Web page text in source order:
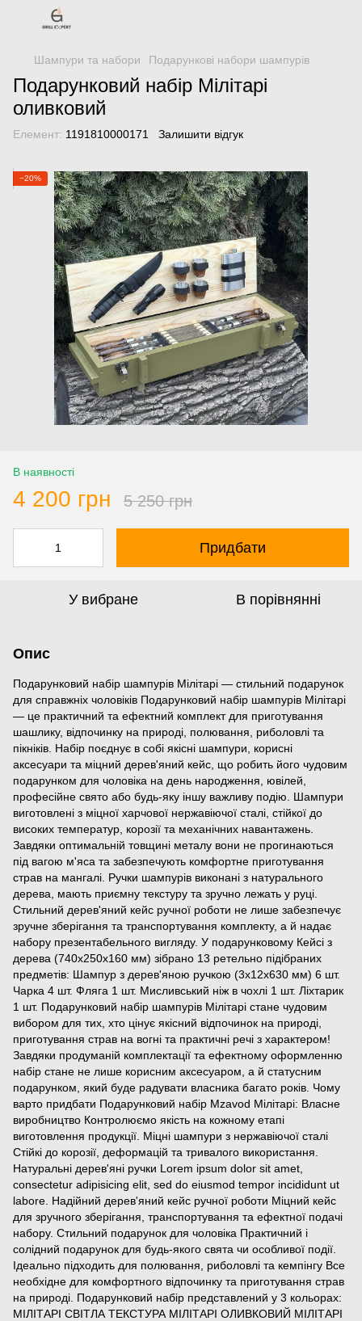
Шампури та набори Подарункові набори шампурів
Подарунковий набір Мілітарі
оливковий
Елемент: 1191810000171 Залишити відгук
−20%
В наявності
4 200 грн 5 250 грн
Придбати
У вибране В порівнянні
Опис
Подарунковий набір шампурів Мілітарі — стильний подарунок
для справжніх чоловіків Подарунковий набір шампурів Мілітарі
— це практичний та ефектний комплект для приготування
шашлику, відпочинку на природі, полювання, риболовлі та
пікніків. Набір поєднує в собі якісні шампури, корисні
аксесуари та міцний дерев'яний кейс, що робить його чудовим
подарунком для чоловіка на день народження, ювілей,
професійне свято або будь-яку іншу важливу подію. Шампури
виготовлені з міцної харчової нержавіючої сталі, стійкої до
високих температур, корозії та механічних навантажень.
Завдяки оптимальній товщині металу вони не прогинаються
під вагою м'яса та забезпечують комфортне приготування
страв на мангалі. Ручки шампурів виконані з натурального
дерева, мають приємну текстуру та зручно лежать у руці.
Стильний дерев'яний кейс ручної роботи не лише забезпечує
зручне зберігання та транспортування комплекту, а й надає
набору презентабельного вигляду. У подарунковому Кейсі з
дерева (740х250х160 мм) зібрано 13 ретельно підібраних
предметів: Шампур з дерев'яною ручкою (3х12х630 мм) 6 шт.
Чарка 4 шт. Фляга 1 шт. Мисливський ніж в чохлі 1 шт. Ліхтарик
1 шт. Подарунковий набір шампурів Мілітарі стане чудовим
вибором для тих, хто цінує якісний відпочинок на природі,
приготування страв на вогні та практичні речі з характером!
Завдяки продуманій комплектації та ефектному оформленню
набір стане не лише корисним аксесуаром, а й статусним
подарунком, який буде радувати власника багато років. Чому
варто придбати Подарунковий набір Mzavod Мілітарі: Власне
виробництво Контролюємо якість на кожному етапі
виготовлення продукції. Міцні шампури з нержавіючої сталі
Стійкі до корозії, деформацій та тривалого використання.
Натуральні дерев'яні ручки Lorem ipsum dolor sit amet,
consectetur adipisicing elit, sed do eiusmod tempor incididunt ut
labore. Надійний дерев'яний кейс ручної роботи Міцний кейс
для зручного зберігання, транспортування та ефектної подачі
набору. Стильний подарунок для чоловіка Практичний і
солідний подарунок для будь-якого свята чи особливої події.
Ідеально підходить для полювання, риболовлі та кемпінгу Все
необхідне для комфортного відпочинку та приготування страв
на природі. Подарунковий набір представлений у 3 кольорах:
МІЛІТАРІ СВІТЛА ТЕКСТУРА МІЛІТАРІ ОЛИВКОВИЙ МІЛІТАРІ